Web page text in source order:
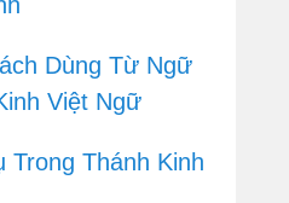
Dùng Từ Ngữ
Việt Ngữ
Trong Thánh Kinh